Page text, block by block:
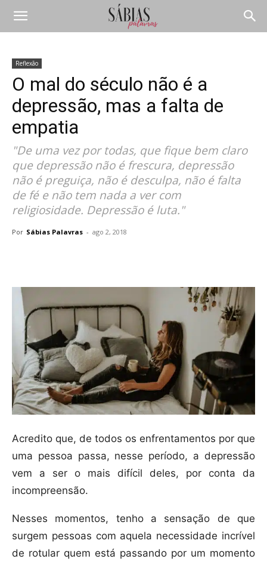
Reflexão
O mal do século não é a
depressão, mas a falta de
empatia
"De uma vez por todas, que fique bem claro
que depressão não é frescura, depressão
não é preguiça, não é desculpa, não é falta
de fé e não tem nada a ver com
religiosidade. Depressão é luta."
Por Sábias Palavras - ago 2, 2018
Acredito que, de todos os enfrentamentos por que
uma pessoa passa, nesse período, a depressão
vem a ser o mais difícil deles, por conta da
incompreensão.
Nesses momentos, tenho a sensação de que
surgem pessoas com aquela necessidade incrível
de rotular quem está passando por um momento